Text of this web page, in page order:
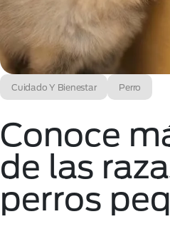
Cuidado Y Bienestar Perro
Conoce
de las
perros